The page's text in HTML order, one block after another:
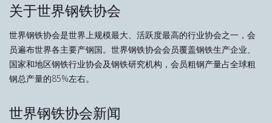
关于世界钢铁协会
世界钢铁协会是世界上规模最大、活跃度最高的行业协会之一，会
员遍布世界各主要产钢国。世界钢铁协会会员覆盖钢铁生产企业、
国家和地区钢铁行业协会及钢铁研究机构，会员粗钢产量占全球粗
钢总产量的85%左右。
世界钢铁协会新闻